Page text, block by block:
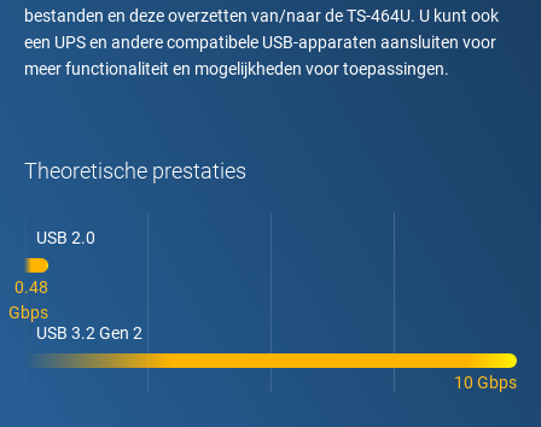
bestanden en deze overzetten van/naar de TS-464U. U kunt ook
een UPS en andere compatibele USB-apparaten aansluiten voor
meer functionaliteit en mogelijkheden voor toepassingen.
Theoretische prestaties
USB 2.0
0.48
Gbps
USB 3.2 Gen 2
10 Gbps